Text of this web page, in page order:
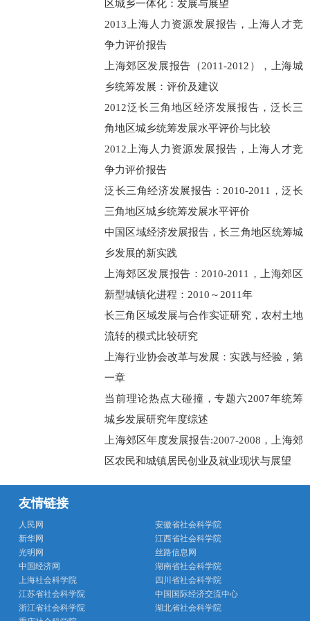
区城乡一体化：发展与展望
2013上海人力资源发展报告，上海人才竞
争力评价报告
上海郊区发展报告（2011-2012），上海城
乡统筹发展：评价及建议
2012泛长三角地区经济发展报告，泛长三
角地区城乡统筹发展水平评价与比较
2012上海人力资源发展报告，上海人才竞
争力评价报告
泛长三角经济发展报告：2010-2011，泛长
三角地区城乡统筹发展水平评价
中国区域经济发展报告，长三角地区统筹城
乡发展的新实践
上海郊区发展报告：2010-2011，上海郊区
新型城镇化进程：2010～2011年
长三角区域发展与合作实证研究，农村土地
流转的模式比较研究
上海行业协会改革与发展：实践与经验，第
一章
当前理论热点大碰撞，专题六2007年统筹
城乡发展研究年度综述
上海郊区年度发展报告:2007-2008，上海郊
区农民和城镇居民创业及就业现状与展望
友情链接
人民网
新华网
光明网
中国经济网
上海社会科学院
江苏省社会科学院
浙江省社会科学院
安徽省社会科学院
江西省社会科学院
丝路信息网
湖南省社会科学院
四川省社会科学院
中国国际经济交流中心
湖北省社会科学院